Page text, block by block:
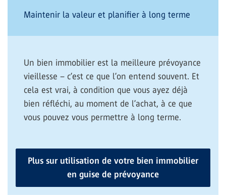
Maintenir la valeur et planifier à long terme
Un bien immobilier est la meilleure prévoyance
vieillesse – c’est ce que l’on entend souvent. Et
cela est vrai, à condition que vous ayez déjà
bien réfléchi, au moment de l’achat, à ce que
vous pouvez vous permettre à long terme.
Plus sur utilisation de votre bien immobilier
en guise de prévoyance